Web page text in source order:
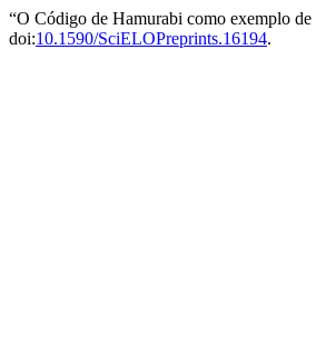
“O Código de Hamurabi como exemplo
doi:10.1590/SciELOPreprints.16194.